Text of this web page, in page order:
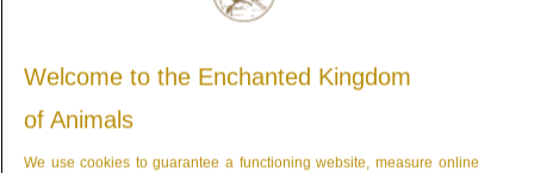
Een aap met een
zijdezachte vacht
Samenlevend in groepen, onder leiding van een vrouw
Welcome to the Enchanted Kingdom
of Animals
We use cookies to guarantee a functioning website, measure online